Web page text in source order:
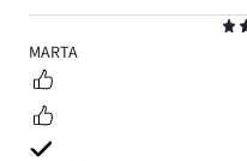
3
MARTA